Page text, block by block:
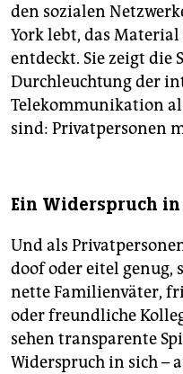
den sozialen
York lebt, das
entdeckt. Sie zeigt die
Durchleuchtung der
Telekommunikation
sind: Privatpersonen
Ein Widerspruch
Und als
doof oder eitel genug,
nette Familienväter,
oder freundliche
sehen transparente
Widerspruch in sich –